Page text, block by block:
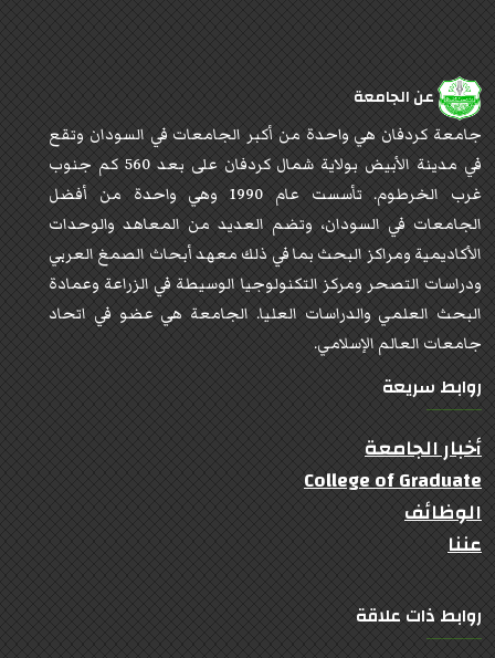
عن الجامعة
جامعة كردفان هي واحدة من أكبر الجامعات في السودان وتقع
في مدينة الأبيض بولاية شمال كردفان على بعد 560 كم جنوب
غرب الخرطوم. تأسست عام 1990 وهي واحدة من أفضل
الجامعات في السودان، وتضم العديد من المعاهد والوحدات
الأكاديمية ومراكز البحث بما في ذلك معهد أبحاث الصمغ العربي
ودراسات التصحر ومركز التكنولوجيا الوسيطة في الزراعة وعمادة
البحث العلمي والدراسات العليا. الجامعة هي عضو في اتحاد
جامعات العالم الإسلامي.
روابط سريعة
أخبار الجامعة
College of Graduate
الوظائف
عننا
روابط ذات علاقة